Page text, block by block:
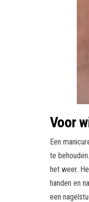
Voor
Een
te
het weer.
handen en
een